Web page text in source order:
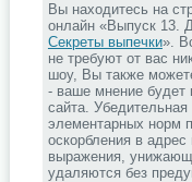
Вы находитесь на
онлайн «Выпуск 13.
Секреты выпечки».
не требуют от вас
шоу, Вы также
- ваше мнение будет
сайта.
элементарных норм
оскорбления в адрес
выражения,
удаляются без